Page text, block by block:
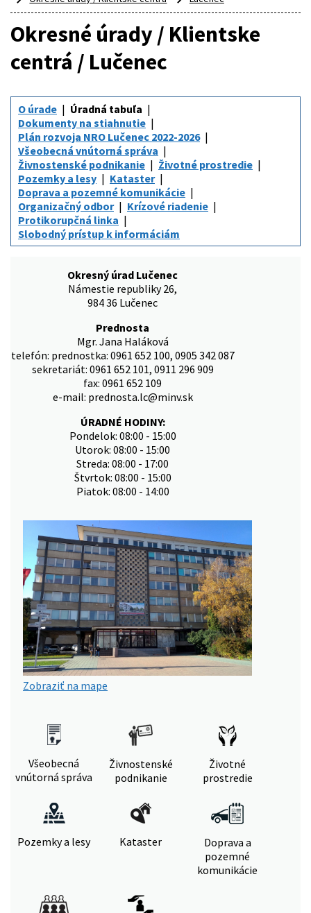
Okresné úrady / Klientske
centrá / Lučenec
O úrade
Úradná tabuľa
Dokumenty na stiahnutie
Plán rozvoja NRO Lučenec 2022-2026
Všeobecná vnútorná správa
Živnostenské podnikanie
Životné prostredie
Pozemky a lesy
Kataster
Doprava a pozemné komunikácie
Organizačný odbor
Krízové riadenie
Protikorupčná linka
Slobodný prístup k informáciám
Okresný úrad Lučenec
Námestie republiky 26,
984 36 Lučenec
Prednosta
Mgr. Jana Haláková
telefón: prednostka: 0961 652 100, 0905 342 087
sekretariát: 0961 652 101, 0911 296 909
fax: 0961 652 109
e-mail: prednosta.lc@minv.sk
ÚRADNÉ HODINY:
Pondelok: 08:00 - 15:00
Utorok: 08:00 - 15:00
Streda: 08:00 - 17:00
Štvrtok: 08:00 - 15:00
Piatok: 08:00 - 14:00
Zobraziť na mape
Všeobecná
vnútorná správa
Živnostenské
podnikanie
Životné
prostredie
Pozemky a lesy Kataster
Doprava a
pozemné
komunikácie